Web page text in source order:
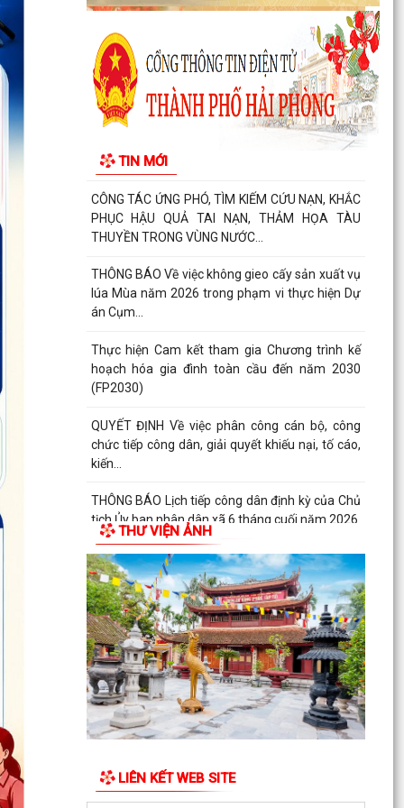
TIN MỚI
Báo cáo công tác cải cách hành chính 6 tháng
đầu năm 2026, nhiệm vụ 6 tháng cuối năm
2026
Tăng cường công tác phòng, chống dịch bệnh
mùa hè trên địa bàn xã An Quang
CHUNG TAY HỖ TRỢ NGƯỜI CHẤP HÀNH XONG
HÌNH PHẠT TÙ TÁI HÒA NHẬP CỘNG ĐỒNG
CÔNG TÁC ỨNG PHÓ, TÌM KIẾM CỨU NẠN, KHẮC
PHỤC HẬU QUẢ TAI NẠN, THẢM HỌA TÀU
THUYỀN TRONG VÙNG NƯỚC...
THÔNG BÁO Về việc không gieo cấy sản xuất vụ
lúa Mùa năm 2026 trong phạm vi thực hiện Dự
án Cụm...
Thực hiện Cam kết tham gia Chương trình kế
hoạch hóa gia đình toàn cầu đến năm 2030
(FP2030)
QUYẾT ĐỊNH Về việc phân công cán bộ, công
chức tiếp công dân, giải quyết khiếu nại, tố cáo,
kiến...
THÔNG BÁO Lịch tiếp công dân định kỳ của Chủ
tịch Ủy ban nhân dân xã 6 tháng cuối năm 2026
QUYẾT ĐỊNH Về việc ban hành Quy chế Tiếp
công dân, tiếp nhận và xử lý đơn khiếu nại, tố...
QUYẾT ĐỊNH: Ban hành Nội quy tiếp công dân
tại Trụ sở Ủy ban nhân dân xã An Quang
Quy định số 132-QĐ/TW của Bộ Chính trị và Kế
hoạch số 69-KH/TU, ngày 12/6/2026 của Ban
Thường vụ...
Thường vụ...
THƯ VIỆN ẢNH
LIÊN KẾT WEB SITE